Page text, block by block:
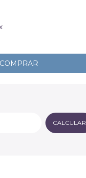
Alterar CEP
CALCULAR